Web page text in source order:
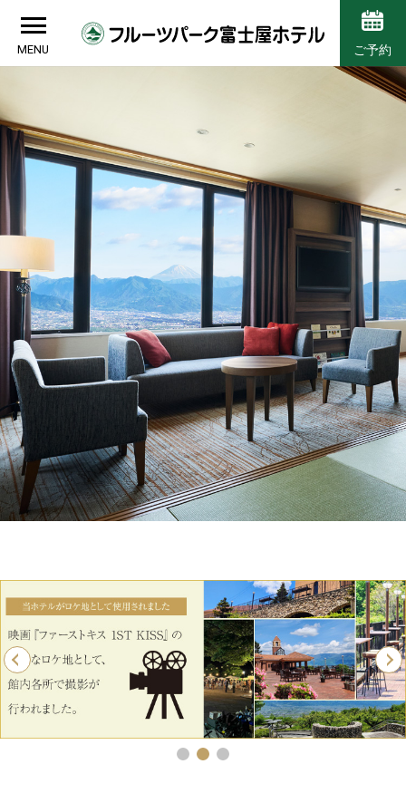
MENU ご予約
季節の風を感じる
丘の上のリゾート